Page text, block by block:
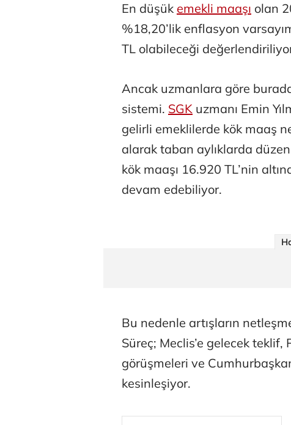
En düşük emekli maaşı olan
%18,20’lik enflasyon
TL olabileceği
Ancak uzmanlara göre
sistemi. SGK uzmanı Emin
gelirli emeklilerde kök maaş
alarak taban aylıklarda
kök maaşı 16.920 TL’nin
devam edebiliyor.
Bu nedenle artışların
Süreç; Meclis’e gelecek
görüşmeleri ve
kesinleşiyor.
Aşk yok, ama suç
Çağdaş Ertuna